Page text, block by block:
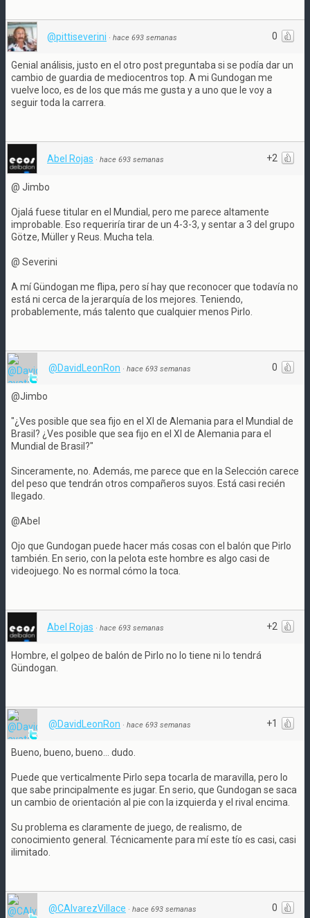
0
@pittiseverini · hace 693 semanas
Genial análisis, justo en el otro post preguntaba si se podía dar un
cambio de guardia de mediocentros top. A mi Gundogan me
vuelve loco, es de los que más me gusta y a uno que le voy a
seguir toda la carrera.
+2
Abel Rojas · hace 693 semanas
@ Jimbo
Ojalá fuese titular en el Mundial, pero me parece altamente
improbable. Eso requeriría tirar de un 4-3-3, y sentar a 3 del grupo
Götze, Müller y Reus. Mucha tela.
@ Severini
A mí Gündogan me flipa, pero sí hay que reconocer que todavía no
está ni cerca de la jerarquía de los mejores. Teniendo,
probablemente, más talento que cualquier menos Pirlo.
0
@DavidLeonRon · hace 693 semanas
@Jimbo
"¿Ves posible que sea fijo en el XI de Alemania para el Mundial de
Brasil? ¿Ves posible que sea fijo en el XI de Alemania para el
Mundial de Brasil?"
Sinceramente, no. Además, me parece que en la Selección carece
del peso que tendrán otros compañeros suyos. Está casi recién
llegado.
@Abel
Ojo que Gundogan puede hacer más cosas con el balón que Pirlo
también. En serio, con la pelota este hombre es algo casi de
videojuego. No es normal cómo la toca.
+2
Abel Rojas · hace 693 semanas
Hombre, el golpeo de balón de Pirlo no lo tiene ni lo tendrá
Gündogan.
+1
@DavidLeonRon · hace 693 semanas
Bueno, bueno, bueno... dudo.
Puede que verticalmente Pirlo sepa tocarla de maravilla, pero lo
que sabe principalmente es jugar. En serio, que Gundogan se saca
un cambio de orientación al pie con la izquierda y el rival encima.
Su problema es claramente de juego, de realismo, de
conocimiento general. Técnicamente para mí este tío es casi, casi
ilimitado.
0
@CAlvarezVillace · hace 693 semanas